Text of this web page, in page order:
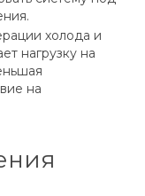
холода и
нагрузку на
на